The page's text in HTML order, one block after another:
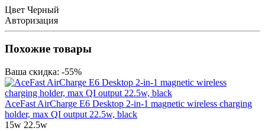
Цвет Черный
Авторизация
Похожие товары
Ваша скидка: -55%
AceFast AirCharge E6 Desktop 2-in-1 magnetic wireless charging
holder, max QI output 22.5w, black
15w 22.5w